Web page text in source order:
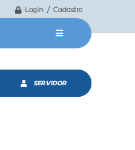
Login / Cadastro
SERVIDOR